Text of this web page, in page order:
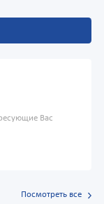
Вас
Посмотреть все